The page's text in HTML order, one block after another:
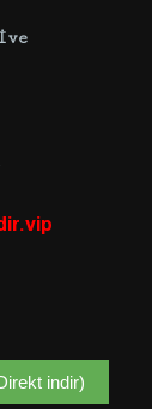
indir)